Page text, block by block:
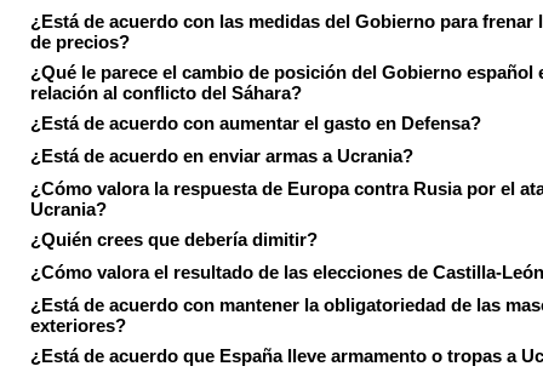
¿Está de acuerdo con las medidas del Gobierno para frenar
de precios?
¿Qué le parece el cambio de posición del Gobierno español
relación al conflicto del Sáhara?
¿Está de acuerdo con aumentar el gasto en Defensa?
¿Está de acuerdo en enviar armas a Ucrania?
¿Cómo valora la respuesta de Europa contra Rusia por el
Ucrania?
¿Quién crees que debería dimitir?
¿Cómo valora el resultado de las elecciones de Castilla-
¿Está de acuerdo con mantener la obligatoriedad de las
exteriores?
¿Está de acuerdo que España lleve armamento o tropas a